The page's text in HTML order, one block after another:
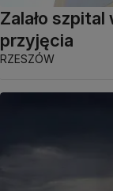
Zalało
przyjęcia
RZESZÓW